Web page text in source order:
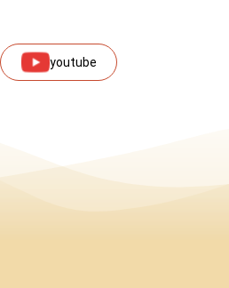
youtube